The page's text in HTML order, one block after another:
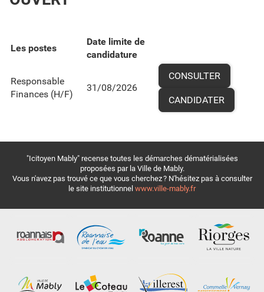
Les postes
Date limite de
candidature
Responsable
Finances (H/F)
31/08/2026
CONSULTER
CANDIDATER
"Icitoyen Mably" recense toutes les démarches dématérialisées
proposées par la Ville de Mably.
Vous n'avez pas trouvé ce que vous cherchez ? N'hésitez pas à consulter
le site institutionnel www.ville-mably.fr